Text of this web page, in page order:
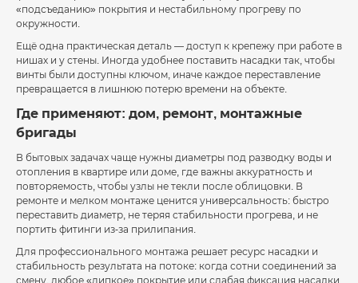
«подсъеданию» покрытия и нестабильному прогреву по
окружности.
Ещё одна практическая деталь — доступ к крепежу при работе в
нишах и у стены. Иногда удобнее поставить насадки так, чтобы
винты были доступны ключом, иначе каждое переставление
превращается в лишнюю потерю времени на объекте.
Где применяют: дом, ремонт, монтажные
бригады
В бытовых задачах чаще нужны диаметры под разводку воды и
отопления в квартире или доме, где важны аккуратность и
повторяемость, чтобы узлы не текли после облицовки. В
ремонте и мелком монтаже ценится универсальность: быстро
переставить диаметр, не теряя стабильности прогрева, и не
портить фитинги из-за прилипания.
Для профессионального монтажа решает ресурс насадки и
стабильность результата на потоке: когда сотни соединений за